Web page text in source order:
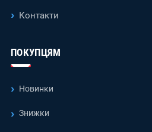
Контакти
ПОКУПЦЯМ
Новинки
Знижки